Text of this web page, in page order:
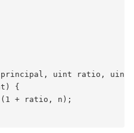
principal, uint ratio, uint
{
(1 + ratio, n);